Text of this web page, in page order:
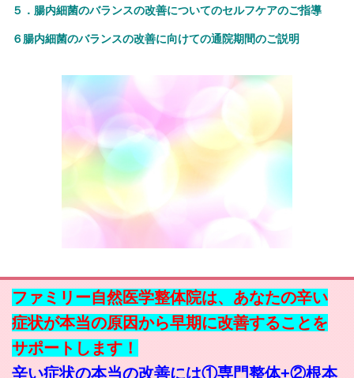
５．腸内細菌のバランスの改善についてのセルフケアのご指導
６腸内細菌のバランスの改善に向けての通院期間のご説明
ファミリー自然医学整体院は、あなたの辛い
症状が本当の原因から早期に改善することを
サポートします！
辛い症状の本当の改善には①専門整体+②根本